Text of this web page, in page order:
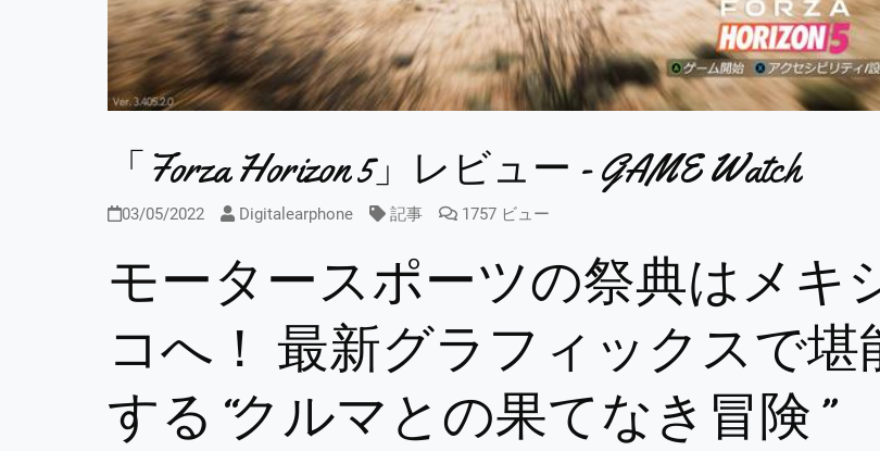
「Forza Horizon 5」レビュー - GAME Watch
03/05/2022 Digitalearphone 記事 1757 ビュー
モータースポーツの祭典はメキ
コへ！ 最新グラフィックスで堪
する“クルマとの果てなき冒険”